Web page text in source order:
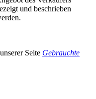
und beschrieben
Seite Gebrauchte